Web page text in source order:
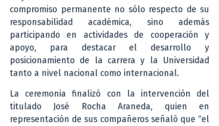
compromiso permanente no sólo respecto de su
responsabilidad académica, sino además
participando en actividades de cooperación y
apoyo, para destacar el desarrollo y
posicionamiento de la carrera y la Universidad
tanto a nivel nacional como internacional.
La ceremonia finalizó con la intervención del
titulado José Rocha Araneda, quien en
representación de sus compañeros señaló que “el